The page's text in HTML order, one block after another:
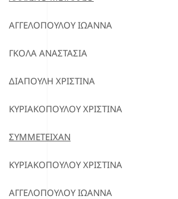
ΑΓΓΕΛΟΠΟΥΛΟΥ ΙΩΑΝΝΑ
ΓΚΟΛΑ ΑΝΑΣΤΑΣΙΑ
ΔΙΑΠΟΥΛΗ ΧΡΙΣΤΙΝΑ
ΚΥΡΙΑΚΟΠΟΥΛΟΥ ΧΡΙΣΤΙΝΑ
ΣΥΜΜΕΤΕΙΧΑΝ
ΚΥΡΙΑΚΟΠΟΥΛΟΥ ΧΡΙΣΤΙΝΑ
ΑΓΓΕΛΟΠΟΥΛΟΥ ΙΩΑΝΝΑ